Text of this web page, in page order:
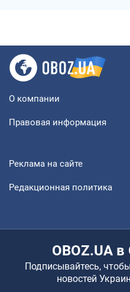
О компании
Правовая информация
Реклама на сайте
Редакционная политика
OBOZ.UA
Подписывайтесь,
новостей